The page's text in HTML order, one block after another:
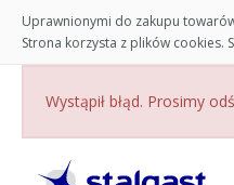
Uprawnionymi do zakupu
Strona korzysta z plików cookies.
Wystąpił błąd. Prosimy